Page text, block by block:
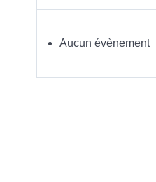
Aucun évènement